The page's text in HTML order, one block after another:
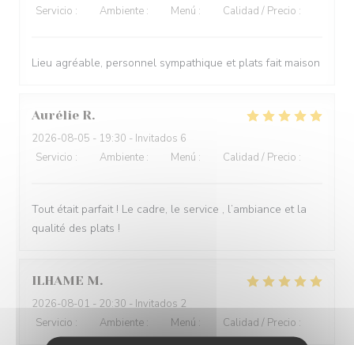
Servicio : Ambiente : Menú : Calidad / Precio :
Lieu agréable, personnel sympathique et plats fait maison
Aurélie R
2026-08-05 - 19:30 - Invitados 6
Servicio : Ambiente : Menú : Calidad / Precio :
Tout était parfait ! Le cadre, le service , l’ambiance et la
qualité des plats !
ILHAME M
2026-08-01 - 20:30 - Invitados 2
Servicio : Ambiente : Menú : Calidad / Precio :